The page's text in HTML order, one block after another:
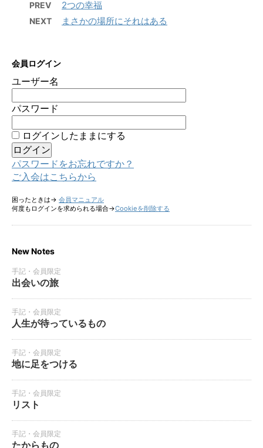
PREV 2つの幸福
NEXT まさかの場所にそれはある
会員ログイン
ユーザー名
パスワード
ログインしたままにする
パスワードをお忘れですか？
ご入会はこちらから
困ったときは→ 会員マニュアル
何度もログインを求められる場合→Cookieを削除する
New Notes
手記・会員限定
出会いの旅
手記・会員限定
人生が待っているもの
手記・会員限定
地に足をつける
手記・会員限定
リスト
手記・会員限定
たからもの